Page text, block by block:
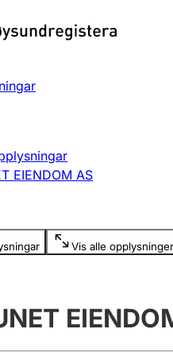
slette
EIENDOM AS
Vis alle opplysninger